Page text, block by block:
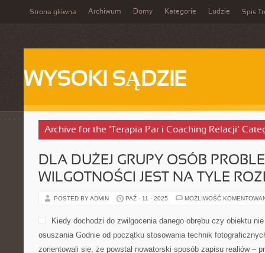
Strona główna Archiwum Domy Kategorie Ludzie Spis
WYSOKI SĄDZIE
Archive for the ‘Terapia Par i Coaching Relacji’
DLA DUŻEJ GRUPY OSÓB
WILGOTNOŚCI JEST NA TYLE
POSTED BY ADMIN PAŹ - 11 - 2025 MOŻLIWOŚĆ
Kiedy dochodzi do zwilgocenia danego obrębu czy obiektu
osuszania Godnie od początku stosowania technik
zorientowali się, że powstał nowatorski sposób zapisu realiów –